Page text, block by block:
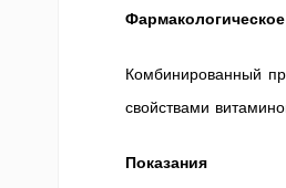
Комбинированный
свойствами
Показания